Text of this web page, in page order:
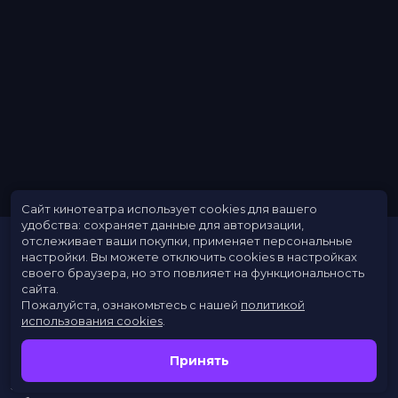
Расписание
Скоро в кино
Заведения
Сайт кинотеатра использует cookies для вашего
удобства: сохраняет данные для авторизации,
отслеживает ваши покупки, применяет персональные
настройки. Вы можете отключить cookies в настройках
своего браузера, но это повлияет на функциональность
сайта.
Пожалуйста, ознакомьтесь с нашей политикой
использования cookies
Принять